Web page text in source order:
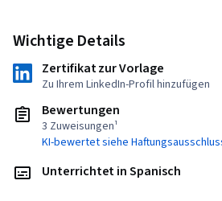
Wichtige Details
Zertifikat zur Vorlage
Zu Ihrem LinkedIn-Profil hinzufügen
Bewertungen
3 Zuweisungen¹
KI-bewertet siehe
Unterrichtet in Spanisch